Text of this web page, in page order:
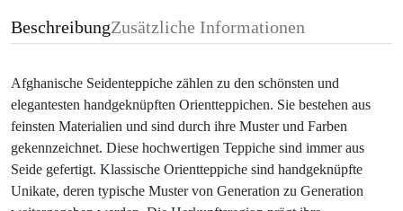
BeschreibungZusätzliche Informationen
Afghanische Seidenteppiche zählen zu den schönsten und
elegantesten handgeknüpften Orientteppichen. Sie bestehen aus
feinsten Materialien und sind durch ihre Muster und Farben
gekennzeichnet. Diese hochwertigen Teppiche sind immer aus
Seide gefertigt. Klassische Orientteppiche sind handgeknüpfte
Unikate, deren typische Muster von Generation zu Generation